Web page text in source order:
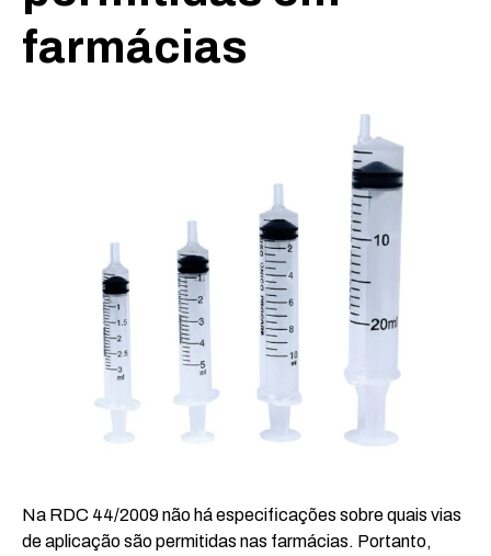
farmácias
Na RDC 44/2009 não há especificações sobre quais vias
de aplicação são permitidas nas farmácias. Portanto,